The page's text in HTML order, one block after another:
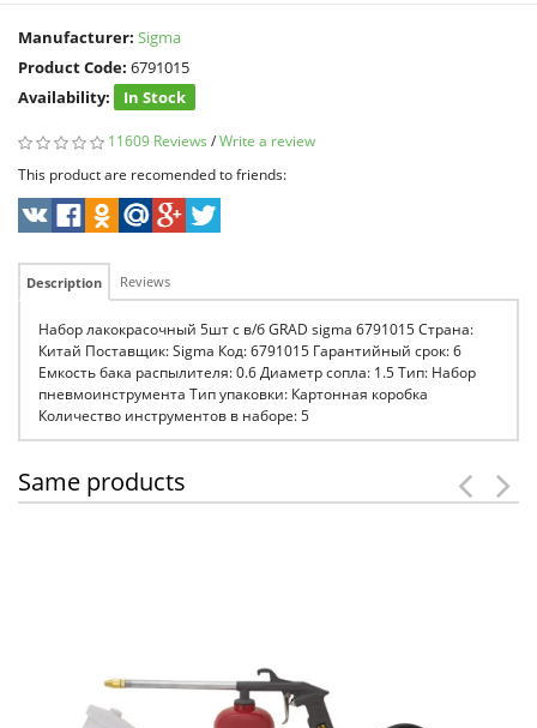
Manufacturer: Sigma
Product Code: 6791015
Availability:
In Stock
11609 Reviews /Write a review
This product are recomended to friends:
Description Reviews
Набор лакокрасочный 5шт с в/б GRAD sigma 6791015 Страна:
Китай Поставщик: Sigma Код: 6791015 Гарантийный срок: 6
Емкость бака распылителя: 0.6 Диаметр сопла: 1.5 Тип: Набор
пневмоинструмента Тип упаковки: Картонная коробка
Количество инструментов в наборе: 5
Same products